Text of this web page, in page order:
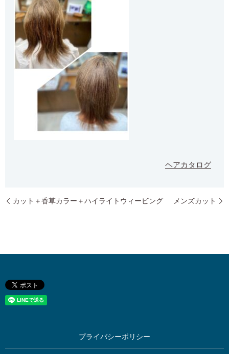
ヘアカタログ
カット＋香草カラー＋ハイライトウィービング メンズカット
プライバシーポリシー